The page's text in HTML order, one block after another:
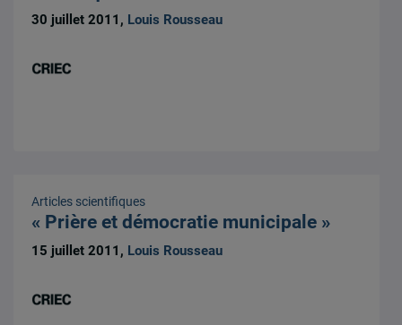
30 juillet 2011, Louis Rousseau
Articles scientifiques
« Prière et démocratie municipale »
15 juillet 2011, Louis Rousseau